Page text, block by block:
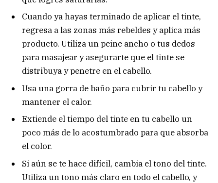
Cuando ya hayas terminado de aplicar el tinte,
regresa a las zonas más rebeldes y aplica más
producto. Utiliza un peine ancho o tus dedos
para masajear y asegurarte que el tinte se
distribuya y penetre en el cabello.
Usa una gorra de baño para cubrir tu cabello y
mantener el calor.
Extiende el tiempo del tinte en tu cabello un
poco más de lo acostumbrado para que absorba
el color.
Si aún se te hace difícil, cambia el tono del tinte.
Utiliza un tono más claro en todo el cabello, y